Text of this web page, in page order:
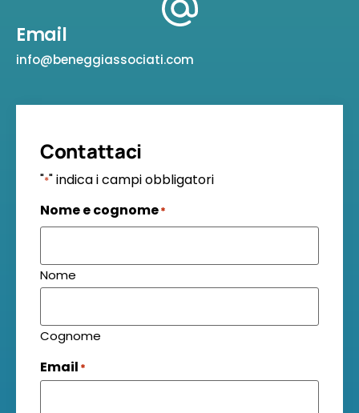
Email
info@beneggiassociati.com
Contattaci
"*" indica i campi obbligatori
Nome e cognome*
Nome
Cognome
Email *